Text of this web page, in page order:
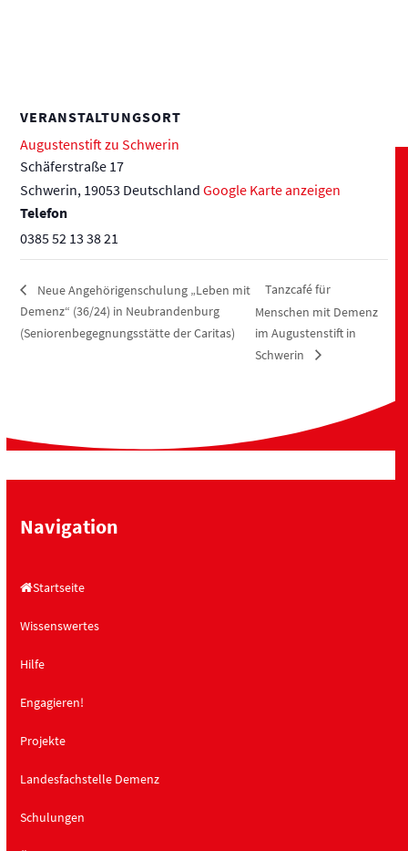
VERANSTALTUNGSORT
Augustenstift zu Schwerin
Schäferstraße 17
Schwerin, 19053 Deutschland Google Karte anzeigen
Telefon
0385 52 13 38 21
Neue Angehörigenschulung „Leben mit
Demenz“ (36/24) in Neubrandenburg
(Seniorenbegegnungsstätte der Caritas)
Tanzcafé für
Menschen mit Demenz
im Augustenstift in
Schwerin
Navigation
Startseite
Wissenswertes
Hilfe
Engagieren!
Projekte
Landesfachstelle Demenz
Schulungen